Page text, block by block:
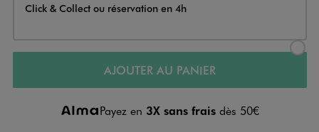
Click & Collect ou réservation en 4h
AJOUTER AU PANIER
Payez en 3X sans frais dès 50€